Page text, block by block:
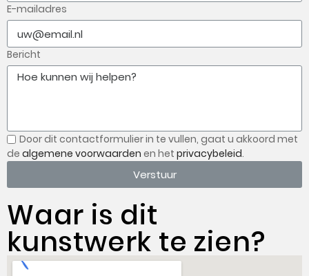
E-mailadres
Bericht
Door dit contactformulier in te vullen, gaat u akkoord met
de algemene voorwaarden en het privacybeleid.
Verstuur
Waar is dit
kunstwerk te zien?